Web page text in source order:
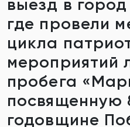
выезд в
где провели
цикла
мероприятий
пробега
посвященную
годовщине